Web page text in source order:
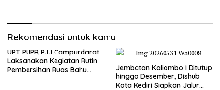
Rekomendasi untuk kamu
UPT PUPR PJJ Campurdarat
Laksanakan Kegiatan Rutin
Pembersihan Ruas Bahu
Jembatan Kaliombo I Ditutup
hingga Desember, Dishub
Kota Kediri Siapkan Jalur